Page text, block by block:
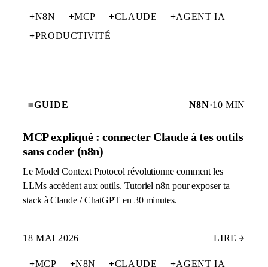
+N8N +MCP +CLAUDE +AGENT IA
+PRODUCTIVITÉ
GUIDE N8N·10 MIN
MCP expliqué : connecter Claude à tes outils
sans coder (n8n)
Le Model Context Protocol révolutionne comment les
LLMs accèdent aux outils. Tutoriel n8n pour exposer ta
stack à Claude / ChatGPT en 30 minutes.
18 MAI 2026 LIRE
+MCP +N8N +CLAUDE +AGENT IA